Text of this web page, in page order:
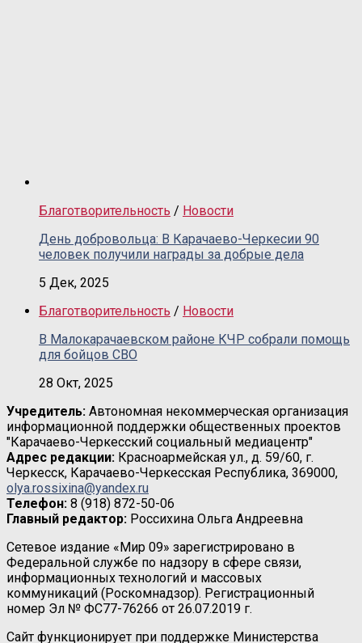
Благотворительность / Новости
День добровольца: В Карачаево-Черкесии 90
человек получили награды за добрые дела
5 Дек, 2025
Благотворительность / Новости
В Малокарачаевском районе КЧР собрали помощь
для бойцов СВО
28 Окт, 2025
Учредитель: Автономная некоммерческая организация
информационной поддержки общественных проектов
"Карачаево-Черкесский социальный медиацентр"
Адрес редакции: Красноармейская ул., д. 59/60, г.
Черкесск, Карачаево-Черкесская Республика, 369000,
olya.rossixina@yandex.ru
Телефон: 8 (918) 872-50-06
Главный редактор: Россихина Ольга Андреевна
Сетевое издание «Мир 09» зарегистрировано в
Федеральной службе по надзору в сфере связи,
информационных технологий и массовых
коммуникаций (Роскомнадзор). Регистрационный
номер Эл № ФС77-76266 от 26.07.2019 г.
Сайт функционирует при поддержке Министерства